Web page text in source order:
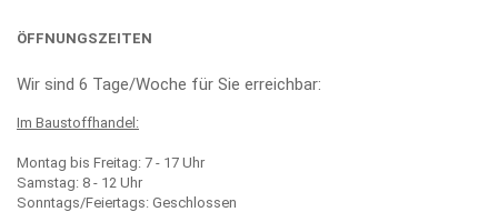
ÖFFNUNGSZEITEN
Wir sind 6 Tage/Woche für Sie erreichbar:
Im Baustoffhandel:
Montag bis Freitag: 7 - 17 Uhr
Samstag: 8 - 12 Uhr
Sonntags/Feiertags: Geschlossen